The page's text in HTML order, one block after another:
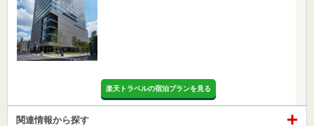
楽天トラベルの宿泊プランを見る
関連情報から探す